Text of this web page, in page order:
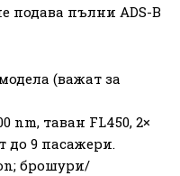
подава пълни ADS-B
(важат за
nm, таван FL450, 2×
до 9 пасажери.
брошури/